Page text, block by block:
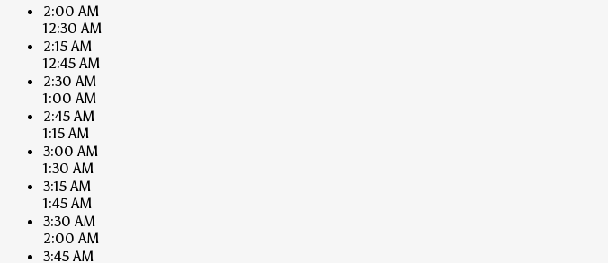
2:00 AM
12:30 AM
2:15 AM
12:45 AM
2:30 AM
1:00 AM
2:45 AM
1:15 AM
3:00 AM
1:30 AM
3:15 AM
1:45 AM
3:30 AM
2:00 AM
3:45 AM